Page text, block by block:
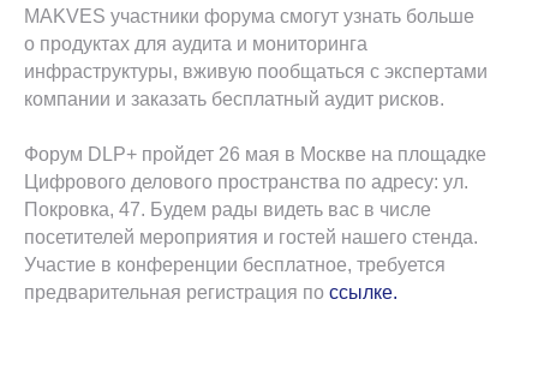
MAKVES участники форума смогут узнать больше
о продуктах для аудита и мониторинга
инфраструктуры, вживую пообщаться с экспертами
компании и заказать бесплатный аудит рисков.
Форум DLP+ пройдет 26 мая в Москве на площадке
Цифрового делового пространства по адресу: ул.
Покровка, 47. Будем рады видеть вас в числе
посетителей мероприятия и гостей нашего стенда.
Участие в конференции бесплатное, требуется
предварительная регистрация по ссылке.
Я даю согласие на получение массовых звонков и e-
mail рассылки рекламного и информационного
характера.
Я даю свое согласие на обработку персональных
данных, предоставленных мною в настоящей
заявке, в соответствии сПолитикой
конфиденциальности
персональных данных.